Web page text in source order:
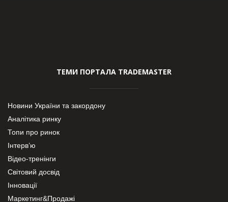
ТЕМИ ПОРТАЛА TRADEMASTER
Новини України та закордону
Аналітика ринку
Топи про ринок
Інтерв’ю
Відео-тренінги
Світовий досвід
Інновації
Маркетинг&Продажі